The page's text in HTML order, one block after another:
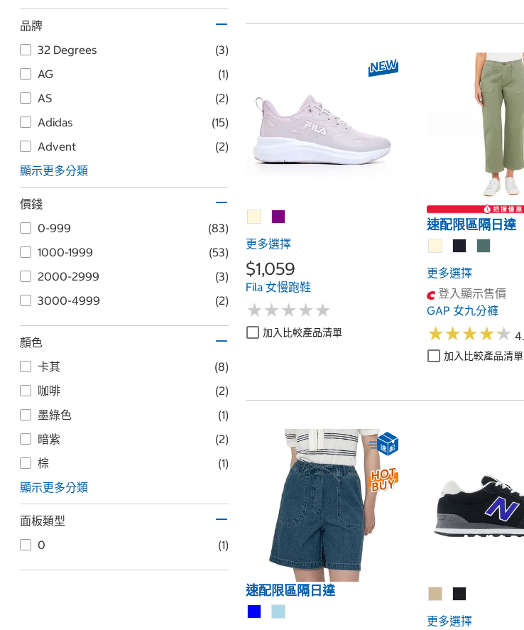
品牌
32 Degrees
(3)
AG
(1)
AS
(2)
Adidas
(15)
Advent
(2)
顯示更多分類
價錢
0-999
(83)
1000-1999
(53)
2000-2999
(3)
3000-4999
(2)
顏色
卡其
(8)
咖啡
(2)
墨綠色
(1)
暗紫
(2)
棕
(1)
顯示更多分類
面板類型
0
(1)
更多選擇
$1,059
Fila 女慢跑鞋
★★★★★
★★★★★
加入比較產品清單
速配限區隔日達
更多選擇
登入顯示售價
GAP 女九分褲
★★★★★
★★★★★
加入比較產品清單
速配限區隔日達
更多選擇